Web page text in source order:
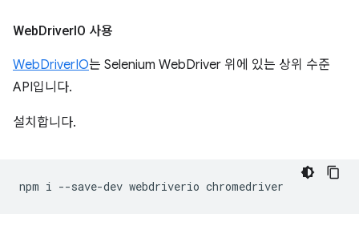
WebDriverIO 사용
WebDriverIO는 Selenium WebDriver 위에 있는 상위 수준
API입니다.
설치합니다.
npm i --save-dev webdriverio